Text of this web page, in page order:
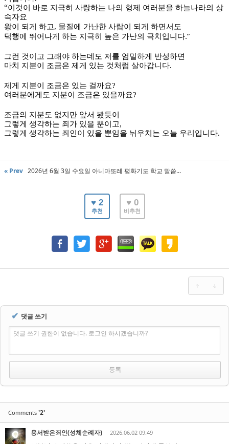
“이것이 바로 지극히 사랑하는 나의 형제 여러분을 하늘나라의 상
속자요
왕이 되게 하고, 물질에 가난한 사람이 되게 하면서도
덕행에 뛰어나게 하는 지극히 높은 가난의 극치입니다.”
그런 것이고 그래야 하는데도 저를 엄밀하게 반성하면
마치 지분이 조금은 제게 있는 것처럼 살아갑니다.
제게 지분이 조금은 있는 걸까요?
여러분에게도 지분이 조금은 있을까요?
조금의 지분도 없지만 앞서 봤듯이
그렇게 생각하는 죄가 있을 뿐이고,
그렇게 생각하는 죄인이 있을 뿐임을 뉘우치는 오늘 우리입니다.
« Prev 2026년 6월 3일 수요일 아니마또레 평화기도 학교 말씀...
♥ 2
추천
♥ 0
비추천
✔ 댓글 쓰기
댓글 쓰기 권한이 없습니다. 로그인 하시겠습니까?
Comments '2'
용서받은죄인(성체순례자) 2026.06.02 09:49